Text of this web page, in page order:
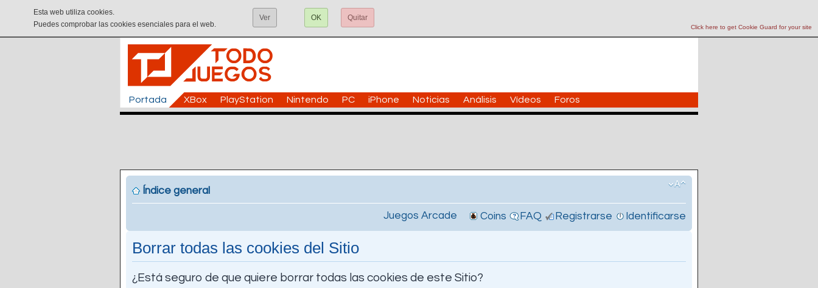
Click here to get Cookie Guard for your site
Esta web utiliza cookies.
Puedes comprobar las cookies esenciales para el web.
Ver OK Quitar
Portada XBox PlayStation Nintendo PC iPhone Noticias Análisis Vídeos Foros
Índice general
Juegos Arcade Coins FAQ Registrarse Identificarse
Borrar todas las cookies del Sitio
¿Está seguro de que quiere borrar todas las cookies de este Sitio?